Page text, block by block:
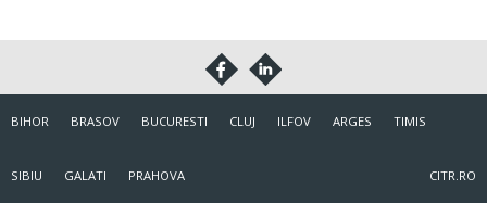
BIHOR BRASOV BUCURESTI CLUJ ILFOV ARGES TIMIS
SIBIU GALATI PRAHOVA CITR.RO